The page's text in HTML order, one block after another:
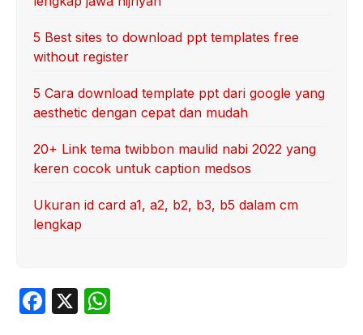
5 Best sites to download ppt templates free
without register
5 Cara download template ppt dari google yang
aesthetic dengan cepat dan mudah
20+ Link tema twibbon maulid nabi 2022 yang
keren cocok untuk caption medsos
Ukuran id card a1, a2, b2, b3, b5 dalam cm
lengkap
F
X